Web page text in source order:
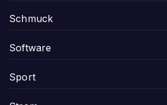
Schmuck
Software
Sport